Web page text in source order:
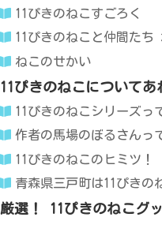
11ぴきのねこすごろく
11ぴきのねこと仲間たち
ねこのせかい
11ぴきのねこについてあ
11ぴきのねこシリーズっ
作者の馬場のぼるさんっ
11ぴきのねこのヒミツ！
青森県三戸町は11ぴきの
厳選！ 11ぴきのねこグ